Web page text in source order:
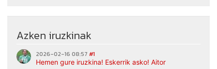
Azken iruzkinak
2026-02-16 08:57 #1
Hemen gure iruzkina! Eskerrik asko! Aitor